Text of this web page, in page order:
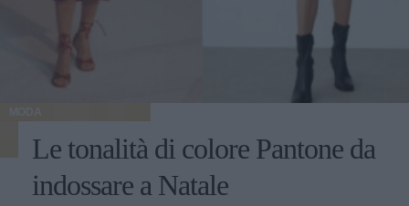
MODA
Le tonalità di colore Pantone da
indossare a Natale